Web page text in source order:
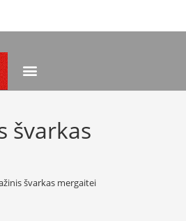
švarkas
švarkas mergaitei